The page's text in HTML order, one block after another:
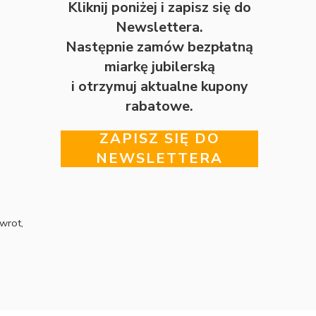
Kliknij poniżej i zapisz się do
Newslettera.
Następnie zamów bezpłatną
miarkę jubilerską
i otrzymuj aktualne kupony
rabatowe.
ZAPISZ SIĘ DO
NEWSLETTERA